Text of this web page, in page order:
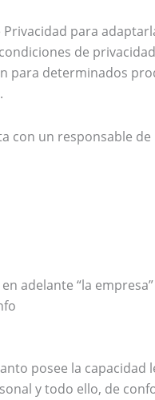
Privacidad para
de
para determinados
con un responsable
en adelante “la
posee la capacidad
y todo ello, de